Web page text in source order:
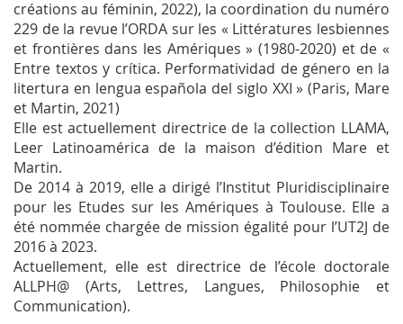
créations au féminin, 2022), la coordination du numéro
229 de la revue l’ORDA sur les « Littératures lesbiennes
et frontières dans les Amériques » (1980-2020) et de «
Entre textos y crítica. Performatividad de género en la
litertura en lengua española del siglo XXI » (Paris, Mare
et Martin, 2021)
Elle est actuellement directrice de la collection LLAMA,
Leer Latinoamérica de la maison d’édition Mare et
Martin.
De 2014 à 2019, elle a dirigé l’Institut Pluridisciplinaire
pour les Etudes sur les Amériques à Toulouse. Elle a
été nommée chargée de mission égalité pour l’UT2J de
2016 à 2023.
Actuellement, elle est directrice de l’école doctorale
ALLPH@ (Arts, Lettres, Langues, Philosophie et
Communication).